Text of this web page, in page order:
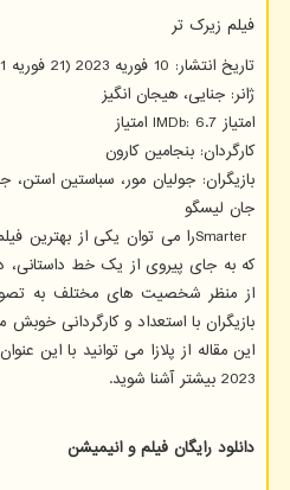
فیلم زیرک تر
تاریخ انتشار: 10 فوریه 2023 (21 فوریه 1401)
ژانر: جنایی، هیجان انگیز
امتیاز IMDb: 6.7 امتیاز
کارگردان: بنجامین کارون
بازیگران: جولیان مور، سباستین استن،
جان لیسگو
Smarter
که به جای پیروی از یک خط داستانی،
از منظر شخصیت های مختلف به
بازیگران با استعداد و کارگردانی
این مقاله از پلازا می توانید با این
2023 بیشتر آشنا شوید.
دانلود رایگان فیلم و انیمیشن